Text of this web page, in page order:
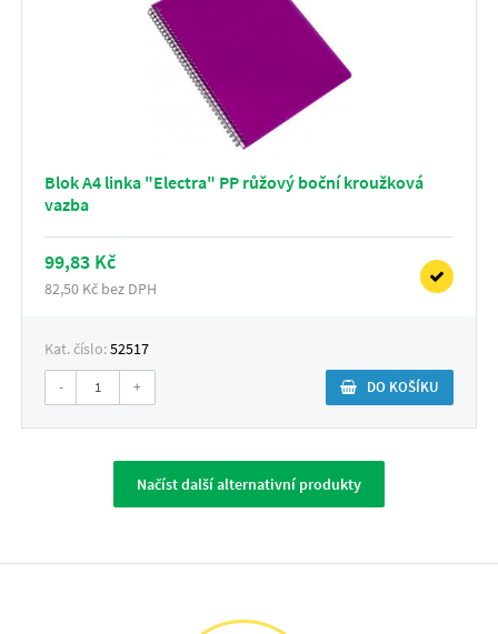
Blok A4 linka "Electra" PP růžový boční kroužková
vazba
99,83 Kč
82,50 Kč bez DPH
Kat. číslo:52517
- + DO KOŠÍKU
Načíst další alternativní produkty